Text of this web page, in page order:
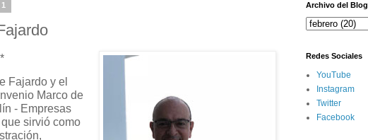
Fajardo y el
Marco de
- Empresas
sirvió como
Archivo del Blog
Redes Sociales
YouTube
Instagram
Twitter
Facebook